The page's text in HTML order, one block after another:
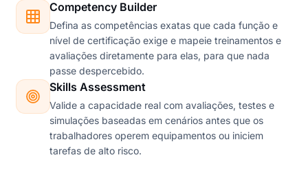
Competency Builder
Defina as competências exatas que cada função e
nível de certificação exige e mapeie treinamentos e
avaliações diretamente para elas, para que nada
passe despercebido.
Skills Assessment
Valide a capacidade real com avaliações, testes e
simulações baseadas em cenários antes que os
trabalhadores operem equipamentos ou iniciem
tarefas de alto risco.